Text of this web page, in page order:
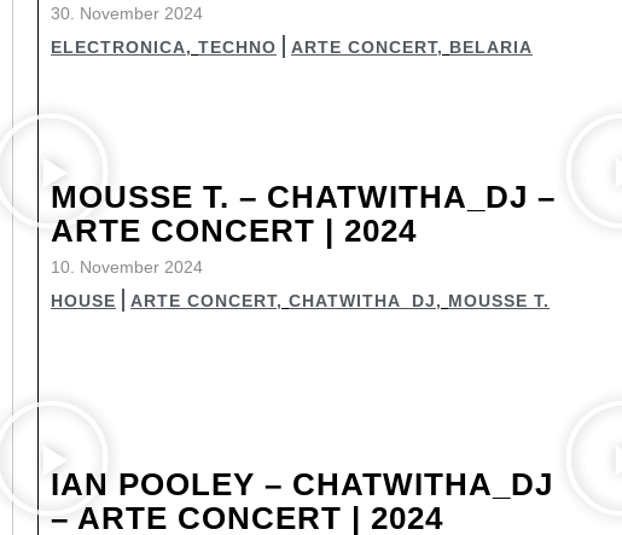
30. November 2024
ELECTRONICA, TECHNO ARTE CONCERT, BELARIA
MOUSSE T. – CHATWITHA_DJ –
ARTE CONCERT | 2024
10. November 2024
HOUSE
ARTE CONCERT, CHATWITHA_DJ, MOUSSE T.
IAN POOLEY – CHATWITHA_DJ
– ARTE CONCERT | 2024